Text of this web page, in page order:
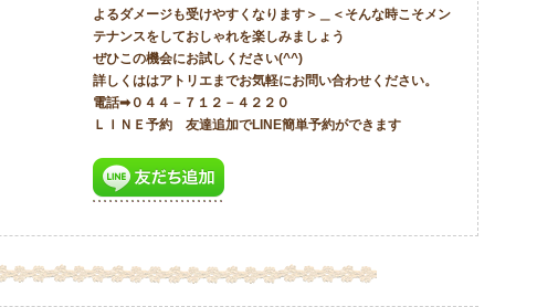
よるダメージも受けやすくなります＞＿＜そんな時こそメン
テナンスをしておしゃれを楽しみましょう
ぜひこの機会にお試しください(^^)
詳しくははアトリエまでお気軽にお問い合わせください。
電話➡０４４－７１２－４２２０
ＬＩＮＥ予約 友達追加でLINE簡単予約ができます